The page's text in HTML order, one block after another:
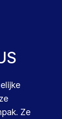
S
Ze
Zij